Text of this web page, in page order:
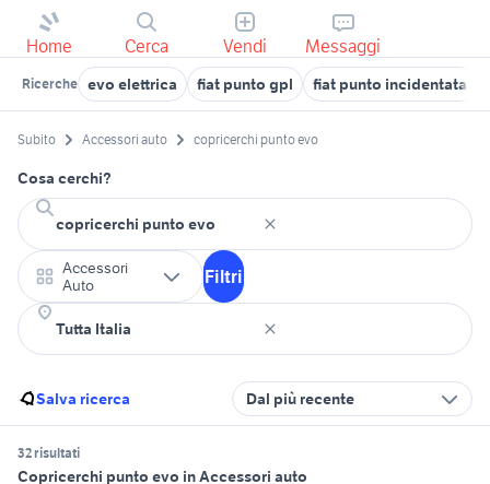
Home Cerca Vendi Messaggi
Ricerche evo elettrica fiat punto gpl fiat punto incidentata
Subito Accessori auto copricerchi punto evo
Cosa cerchi?
Accessori
Auto
Filtri
Salva ricerca Dal più recente
32 risultati
Copricerchi punto evo in Accessori auto